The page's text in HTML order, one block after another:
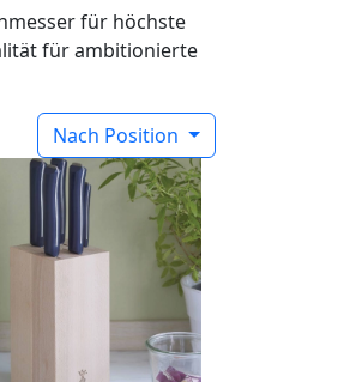
für höchste
für ambitionierte
Nach Position